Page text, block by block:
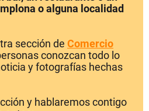
o alguna localidad
sección de Comercio
conozcan todo lo
y fotografías hechas
y hablaremos contigo